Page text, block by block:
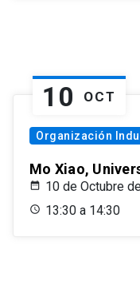
10 OCT
Organización
Mo Xiao,
10 de Octubre
13:30 a 14:30